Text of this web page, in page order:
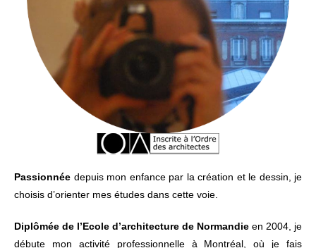
Passionnée depuis mon enfance par la création et le dessin, je
choisis d’orienter mes études dans cette voie.
Diplômée de l’Ecole d’architecture de Normandie en 2004, je
débute mon activité professionnelle à Montréal, où je fais